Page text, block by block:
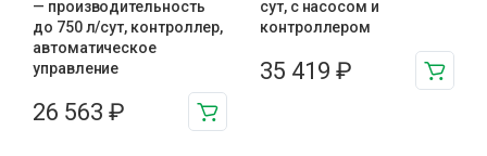
— производительность
до 750 л/сут, контроллер,
автоматическое
управление
26 563 ₽
сут, с насосом и
контроллером
35 419 ₽